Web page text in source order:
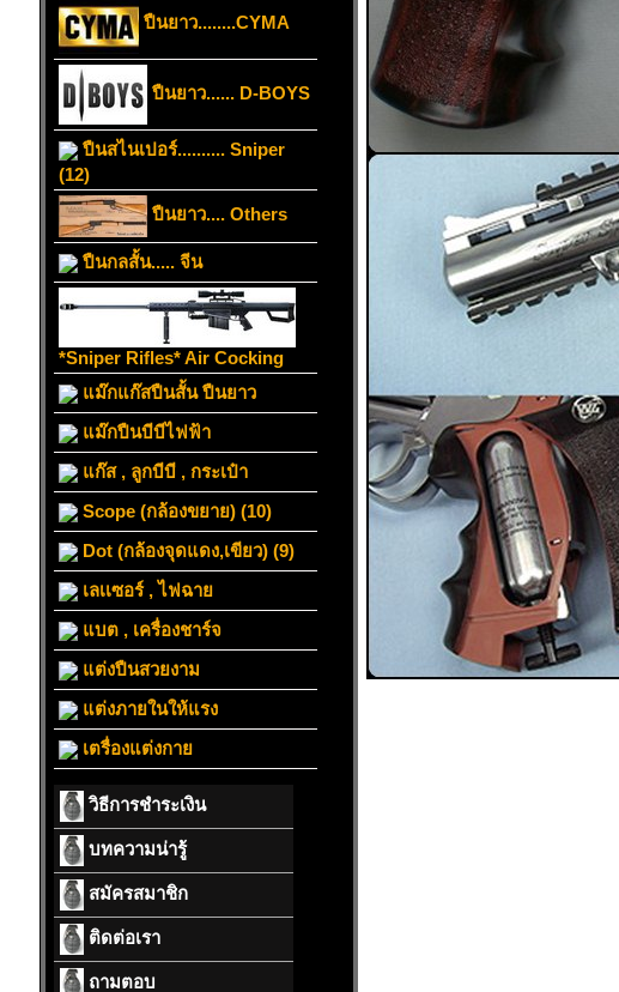
ปืนยาว........CYMA
ปืนยาว...... D-BOYS
ปืนสไนเปอร์.......... Sniper
(12)
ปืนยาว.... Others
ปืนกลสั้น..... จีน
*Sniper Rifles* Air Cocking
แม๊กแก๊สปืนสั้น ปืนยาว
แม๊กปืนบีบีไฟฟ้า
แก๊ส , ลูกบีบี , กระเป๋า
Scope (กล้องขยาย) (10)
Dot (กล้องจุดแดง,เขียว) (9)
เลเเซอร์ , ไฟฉาย
แบต , เครื่องชาร์จ
แต่งปืนสวยงาม
แต่งภายในให้แรง
เตรื่องแต่งกาย
วิธีการชำระเงิน
บทความน่ารู้
สมัครสมาชิก
ติดต่อเรา
ถามตอบ